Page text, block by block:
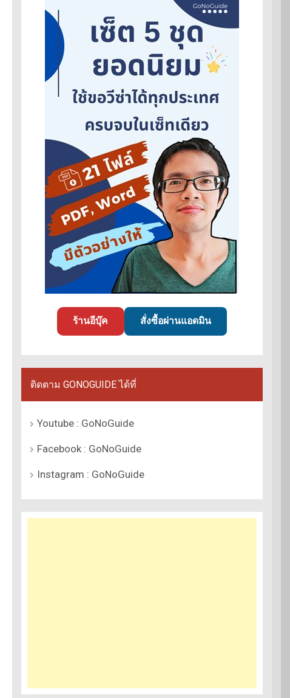
ร้านอีบุ๊ค สั่งซื้อผ่านแอดมิน
ติดตาม GONOGUIDE ได้ที่
Youtube : GoNoGuide
Facebook : GoNoGuide
Instagram : GoNoGuide